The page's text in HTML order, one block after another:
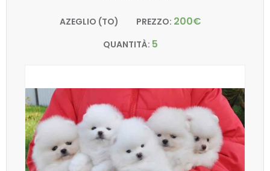
AZEGLIO (TO) PREZZO: 200€
QUANTITÀ: 5